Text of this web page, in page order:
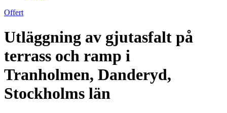
Offert
Utläggning av gjutasfalt på
terrass och ramp i
Tranholmen, Danderyd,
Stockholms län